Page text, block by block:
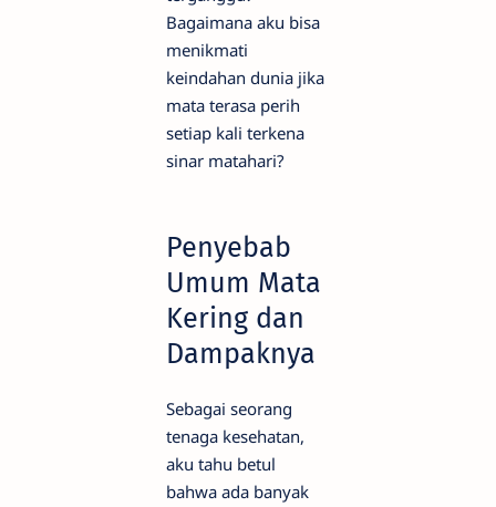
Bagaimana aku bisa
menikmati
keindahan dunia jika
mata terasa perih
setiap kali terkena
sinar matahari?
Penyebab
Umum Mata
Kering dan
Dampaknya
Sebagai seorang
tenaga kesehatan,
aku tahu betul
bahwa ada banyak